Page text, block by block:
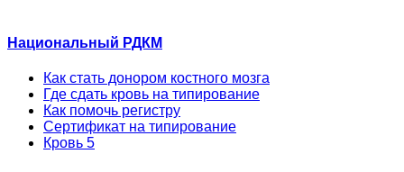
Национальный РДКМ
Как стать донором костного мозга
Где сдать кровь на типирование
Как помочь регистру
Сертификат на типирование
Кровь 5